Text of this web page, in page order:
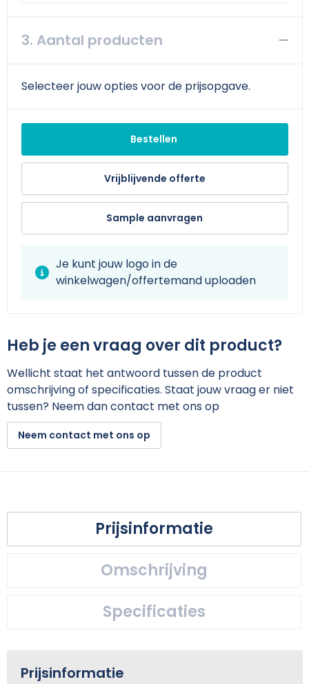
3. Aantal producten
Selecteer jouw opties voor de prijsopgave.
Bestellen
Vrijblijvende offerte
Sample aanvragen
Je kunt jouw logo in de
winkelwagen/offertemand uploaden
Heb je een vraag over dit product?
Wellicht staat het antwoord tussen de product
omschrijving of specificaties. Staat jouw vraag er niet
tussen? Neem dan contact met ons op
Neem contact met ons op
Prijsinformatie
Omschrijving
Specificaties
Prijsinformatie